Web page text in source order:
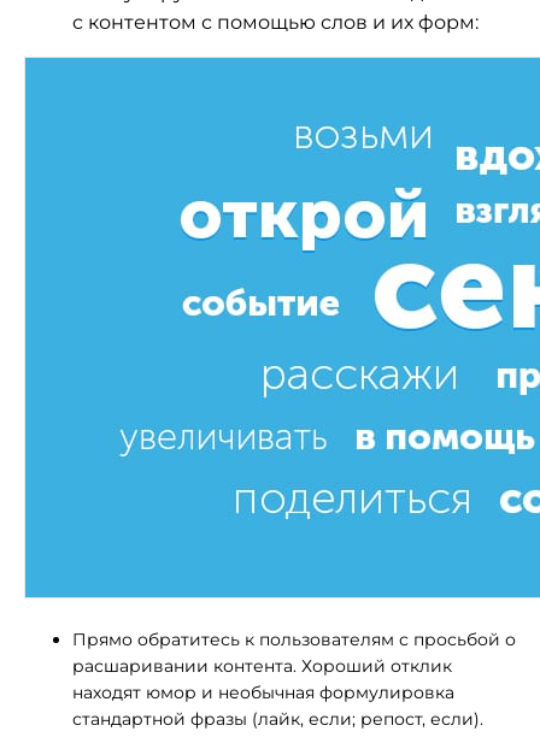
с контентом с помощью слов и их форм:
Прямо обратитесь к пользователям с просьбой о
расшаривании контента. Хороший отклик
находят юмор и необычная формулировка
стандартной фразы (лайк, если; репост, если).